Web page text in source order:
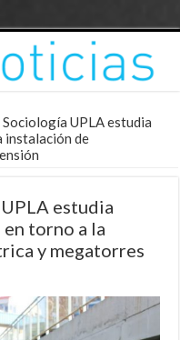
UPLA estudia
instalación de
estudia
torno a la
y megatorres